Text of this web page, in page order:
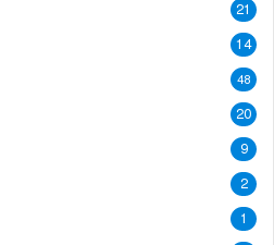
21
14
48
20
9
2
1